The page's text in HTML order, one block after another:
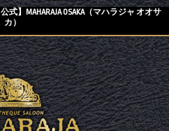
式】MAHARAJA OSAKA（マハラジャ オオサ
カ）